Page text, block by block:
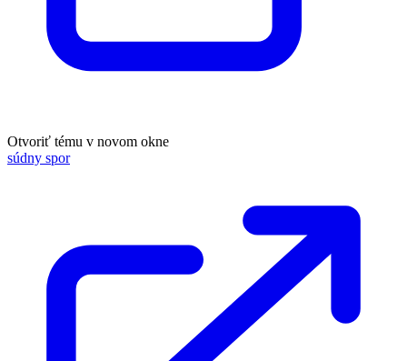
Otvoriť tému v novom okne
súdny spor